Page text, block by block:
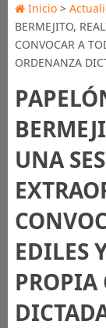
Inicio>
BERMEJITO,
CONVOCAR A
ORDENANZA
UNA
EDILES
PROPIA